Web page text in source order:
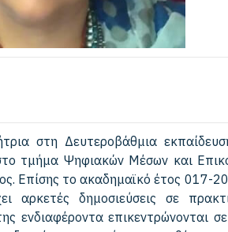
στη Δευτεροβάθμια
τμήμα Ψηφιακών Μέσων και
Επίσης το ακαδημαϊκό έτος 017-
αρκετές δημοσιεύσεις σε
ενδιαφέροντα επικεντρώνονται